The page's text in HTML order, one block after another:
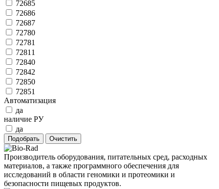
72685
72686
72687
72780
72781
72811
72840
72842
72850
72851
Автоматизация
да
наличие РУ
да
Производитель оборудования, питательных сред, расходных
материалов, а также программного обеспечения для
исследований в области геномики и протеомики и
безопасности пищевых продуктов.